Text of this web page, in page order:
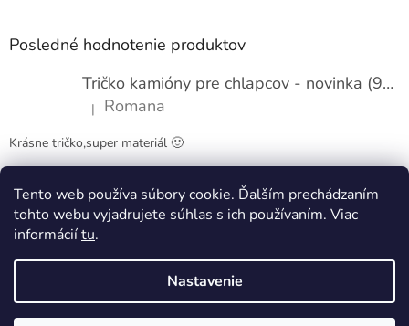
Tento web používa súbory cookie. Ďalším prechádzaním
tohto webu vyjadrujete súhlas s ich používaním. Viac
informáciítu.
Nastavenie
Posledné hodnotenie produktov
Tričko kamióny pre chlapcov - novinka (98-134)
Hodnotenie produktu je 5 z 5 hviezdičiek.
| Romana
Krásne tričko,super materiál 🙂
Obchodné podmienky Kontakty
Vytvoril Shoptet